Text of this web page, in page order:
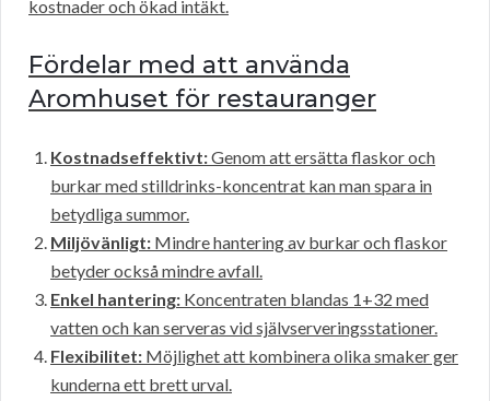
kostnader och ökad intäkt.
Fördelar med att använda
Aromhuset för restauranger
Kostnadseffektivt:Genom att ersätta flaskor och
burkar med stilldrinks-koncentrat kan man spara in
betydliga summor.
Miljövänligt: Mindre hantering av burkar och flaskor
betyder också mindre avfall.
Enkel hantering: Koncentraten blandas 1+32 med
vatten och kan serveras vid självserveringsstationer.
Flexibilitet: Möjlighet att kombinera olika smaker ger
kunderna ett brett urval.